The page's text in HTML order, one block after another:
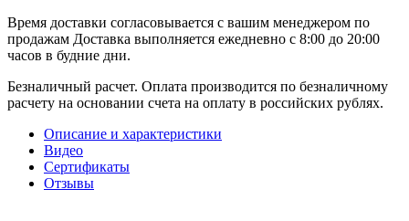
Время доставки согласовывается с вашим менеджером по
продажам Доставка выполняется ежедневно с 8:00 до 20:00
часов в будние дни.
Безналичный расчет. Оплата производится по безналичному
расчету на основании счета на оплату в российских рублях.
Описание и характеристики
Видео
Сертификаты
Отзывы